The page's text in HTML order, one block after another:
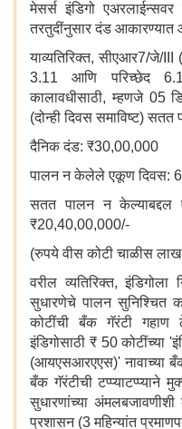
मेसर्स इंडिगो
तरतुदींनुसार दंड
याव्यतिरिक्त, सीएआर7/जे/III
3.11 आणि परिच्छेद
कालावधीसाठी, म्हणजे 05
(दोन्ही दिवस समाविष्ट) सतत
दैनिक दंड: ₹30,00,000
पालन न केलेले एकूण दिवस:
सतत पालन न
₹20,40,00,000/-
(रुपये वीस कोटी चाळीस
वरील व्यतिरिक्त, इंडिगोला
सुधारणेचे पालन सुनिश्चित
कोटींची बँक गॅरंटी
इंडिगोसाठी ₹ 50 कोटींच्या
(आयएसआरएएस)' नावाच्या बँक
बँक गॅरंटीची टप्प्याटप्प्याने
सुधारणांच्या
प्रशासन (3 महिन्यांत